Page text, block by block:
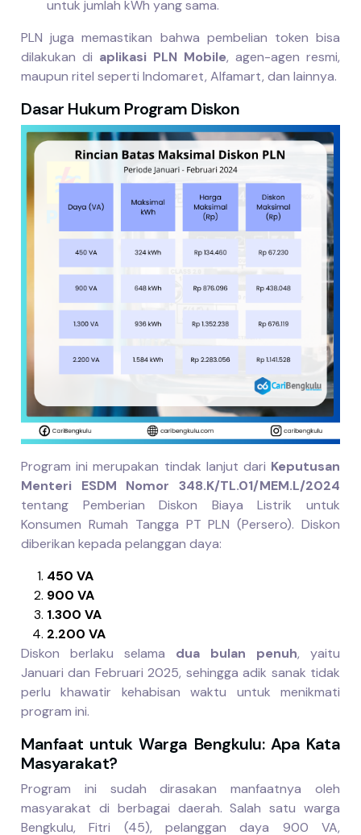
untuk jumlah kWh yang sama.
PLN juga memastikan bahwa pembelian token bisa
dilakukan di aplikasi PLN Mobile, agen-agen resmi,
maupun ritel seperti Indomaret, Alfamart, dan lainnya.
Dasar Hukum Program Diskon
Program ini merupakan tindak lanjut dari Keputusan
Menteri ESDM Nomor 348.K/TL.01/MEM.L/2024
tentang Pemberian Diskon Biaya Listrik untuk
Konsumen Rumah Tangga PT PLN (Persero). Diskon
diberikan kepada pelanggan daya:
450 VA
900 VA
1.300 VA
2.200 VA
Diskon berlaku selama dua bulan penuh, yaitu
Januari dan Februari 2025, sehingga adik sanak tidak
perlu khawatir kehabisan waktu untuk menikmati
program ini.
Manfaat untuk Warga Bengkulu: Apa Kata
Masyarakat?
Program ini sudah dirasakan manfaatnya oleh
masyarakat di berbagai daerah. Salah satu warga
Bengkulu, Fitri (45), pelanggan daya 900 VA,